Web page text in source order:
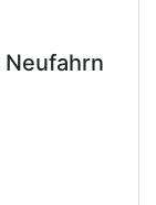
Neufahrn